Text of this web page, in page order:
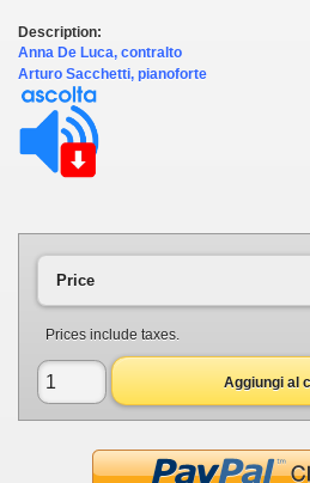
Description:
Anna De Luca, contralto
Arturo Sacchetti, pianoforte
Price
Prices include taxes.
Aggiungi al